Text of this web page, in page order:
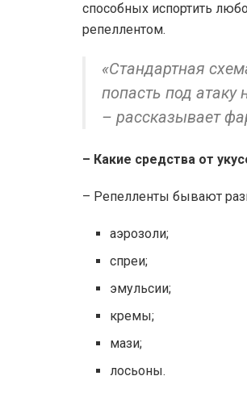
способных испортить
репеллентом.
«Стандартная
попасть под атаку
– рассказывает
– Какие средства от
– Репелленты бывают
аэрозоли;
спреи;
эмульсии;
кремы;
мази;
лосьоны.